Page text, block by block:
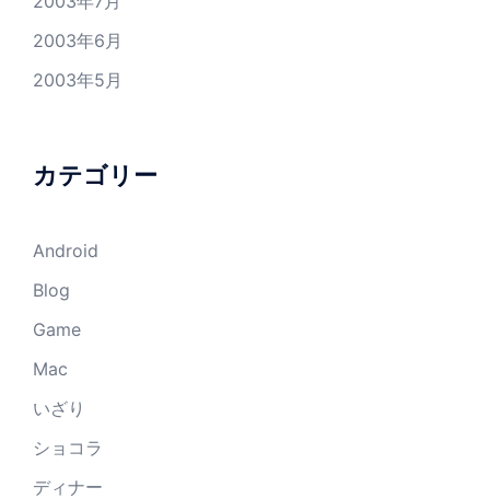
2003年6月
2003年5月
カテゴリー
Android
Blog
Game
Mac
いざり
ショコラ
ディナー